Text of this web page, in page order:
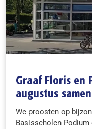
Graaf Floris en
augustus samen
We proosten op
Basisscholen Podium